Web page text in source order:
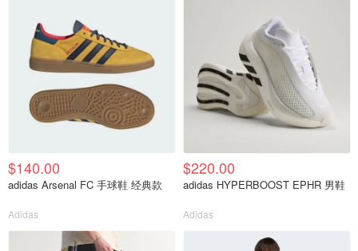
$140.00
adidas Arsenal FC 手球鞋 经典款
Adidas
$220.00
adidas HYPERBOOST EPHR 男鞋
Adidas